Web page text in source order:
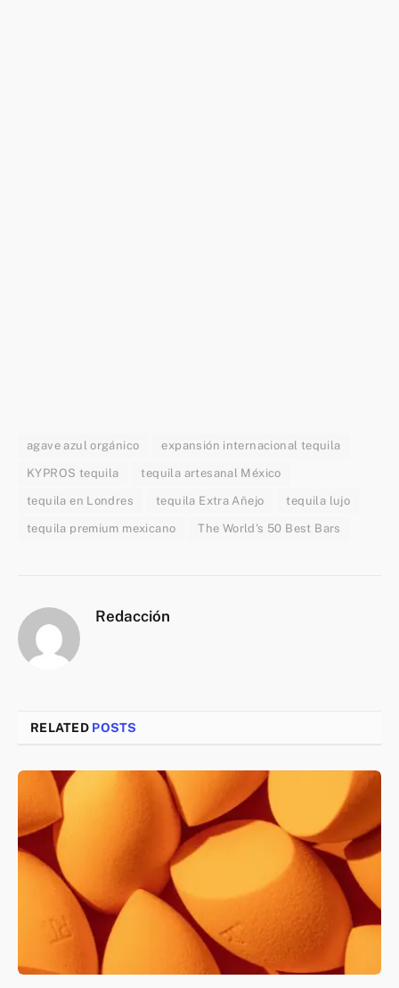
agave azul orgánico expansión internacional tequila
KYPROS tequila tequila artesanal México
tequila en Londres tequila Extra Añejo tequila lujo
tequila premium mexicano The World's 50 Best Bars
Redacción
RELATED POSTS